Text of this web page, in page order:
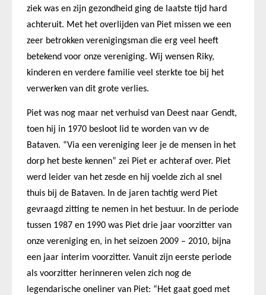
ziek was en zijn gezondheid ging de laatste tijd hard
achteruit. Met het overlijden van Piet missen we een
zeer betrokken verenigingsman die erg veel heeft
betekend voor onze vereniging. Wij wensen Riky,
kinderen en verdere familie veel sterkte toe bij het
verwerken van dit grote verlies.
Piet was nog maar net verhuisd van Deest naar Gendt,
toen hij in 1970 besloot lid te worden van vv de
Bataven. “Via een vereniging leer je de mensen in het
dorp het beste kennen” zei Piet er achteraf over. Piet
werd leider van het zesde en hij voelde zich al snel
thuis bij de Bataven. In de jaren tachtig werd Piet
gevraagd zitting te nemen in het bestuur. In de periode
tussen 1987 en 1990 was Piet drie jaar voorzitter van
onze vereniging en, in het seizoen 2009 – 2010, bijna
een jaar interim voorzitter. Vanuit zijn eerste periode
als voorzitter herinneren velen zich nog de
legendarische oneliner van Piet: “Het gaat goed met